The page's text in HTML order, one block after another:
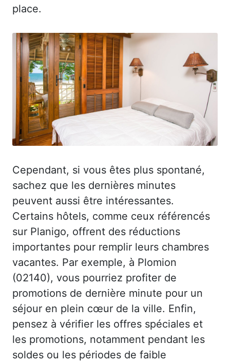
place.
Cependant, si vous êtes plus spontané,
sachez que les dernières minutes
peuvent aussi être intéressantes.
Certains hôtels, comme ceux référencés
sur Planigo, offrent des réductions
importantes pour remplir leurs chambres
vacantes. Par exemple, à Plomion
(02140), vous pourriez profiter de
promotions de dernière minute pour un
séjour en plein cœur de la ville. Enfin,
pensez à vérifier les offres spéciales et
les promotions, notamment pendant les
soldes ou les périodes de faible